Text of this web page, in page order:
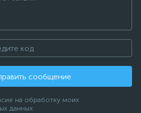
сообщение
на обработку моих
данных